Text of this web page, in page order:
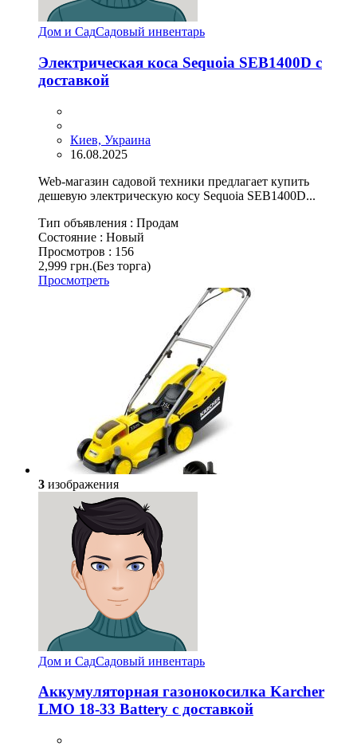
Дом и СадСадовый инвентарь
Электрическая коса Sequoia SEB1400D с
доставкой
Киев, Украина
16.08.2025
Web-магазин садовой техники предлагает купить
дешевую электрическую косу Sequoia SEB1400D...
Тип объявления : Продам
Состояние : Новый
Просмотров : 156
2,999 грн.(Без торга)
Просмотреть
3 изображения
Дом и СадСадовый инвентарь
Аккумуляторная газонокосилка Karcher
LMO 18-33 Battery с доставкой